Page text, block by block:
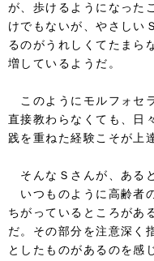
が、歩けるようになった
けでもないが、やさしい
るのがうれしくてたまら
増しているようだ。
このようにモルフォセ
直接教わらなくても、日
践を重ねた経験こそが上
そんなＳさんが、ある
いつものように高齢者
ちがっているところがあ
だ。その部分を注意深く
としたものがあるのを感